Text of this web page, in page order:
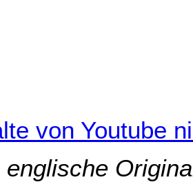
von Youtube
englische